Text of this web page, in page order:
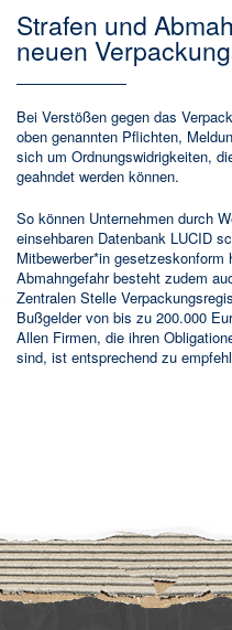
Strafen und
neuen
Bei Verstößen gegen das
oben genannten Pflichten,
sich um Ordnungswidrigkeiten,
geahndet werden können.
So können Unternehmen durch
einsehbaren Datenbank LUCID
Mitbewerber*in
Abmahngefahr besteht zudem
Zentralen Stelle
Bußgelder von bis zu 200.000
Allen Firmen, die ihren
sind, ist entsprechend zu